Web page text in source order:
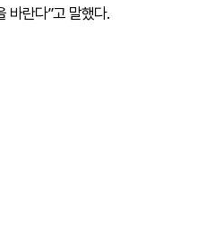
바란다”고 말했다.